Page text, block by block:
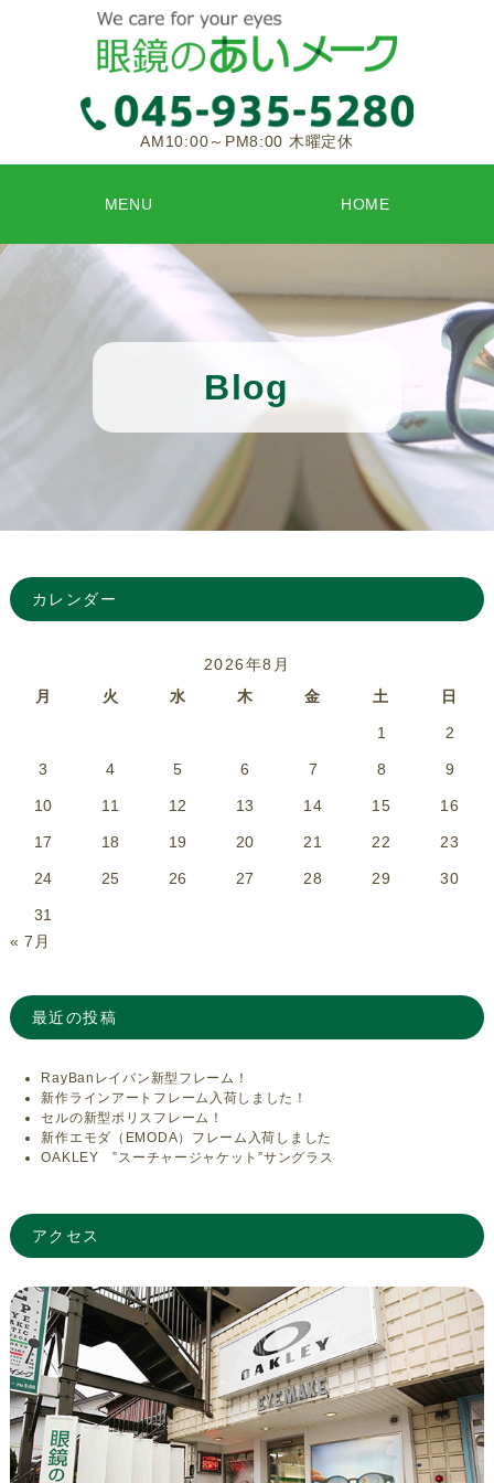
AM10:00～PM8:00 木曜定休
MENU HOME
Blog
カレンダー
2026年8月
月
火 水 木 金 土 日
1 2
3 4 5 6 7 8 9
10 11 12 13 14 15 16
17 18 19 20 21 22 23
24 25 26 27 28 29 30
31
« 7月
最近の投稿
RayBanレイバン新型フレーム！
新作ラインアートフレーム入荷しました！
セルの新型ポリスフレーム！
新作エモダ（EMODA）フレーム入荷しました
OAKLEY ”スーチャージャケット”サングラス
アクセス